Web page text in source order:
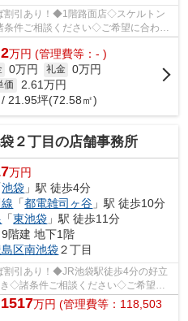
割引あり！◆1階路面店◇スケルトン
件ご相談ください◇ご希望に合わせ
問い合...
万円 (管理費等：- )
0万円 礼金 0万円
価 2.61万円
/ 21.95坪(72.58㎡)
２丁目の店舗事務所
万円
池袋 」駅 徒歩4分
「都電雑司ヶ谷 」駅 徒歩10分
「東池袋 」駅 徒歩11分
階建 地下1階
島区南池袋２丁目
引あり！◆JR池袋駅徒歩4分の好立
◇諸条件ご相談ください◇ご希望に
軽にお問...
万円 (管理費等：118,503